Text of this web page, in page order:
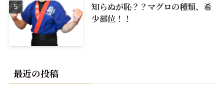
知らぬが恥？？マグロの種類、希
少部位！！
最近の投稿